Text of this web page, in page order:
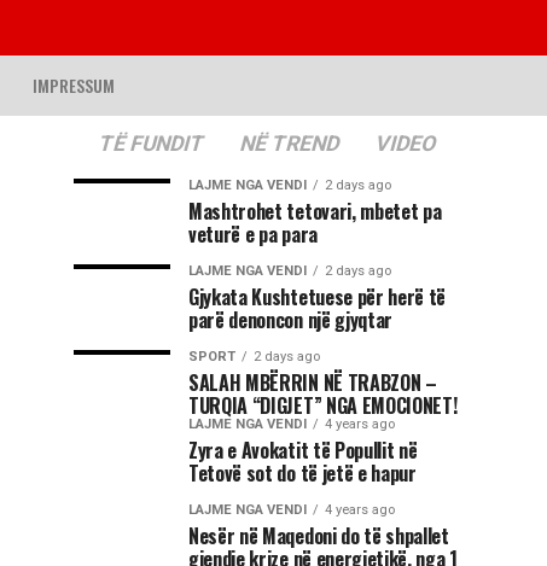
IMPRESSUM
TË FUNDIT NË TREND VIDEO
LAJME NGA VENDI 2 days ago
Mashtrohet tetovari, mbetet pa
veturë e pa para
LAJME NGA VENDI 2 days ago
Gjykata Kushtetuese për herë të
parë denoncon një gjyqtar
SPORT 2 days ago
SALAH MBËRRIN NË TRABZON –
TURQIA “DIGJET” NGA EMOCIONET!
LAJME NGA VENDI 4 years ago
Zyra e Avokatit të Popullit në
Tetovë sot do të jetë e hapur
LAJME NGA VENDI 4 years ago
Nesër në Maqedoni do të shpallet
gjendje krize në energjetikë, nga 1